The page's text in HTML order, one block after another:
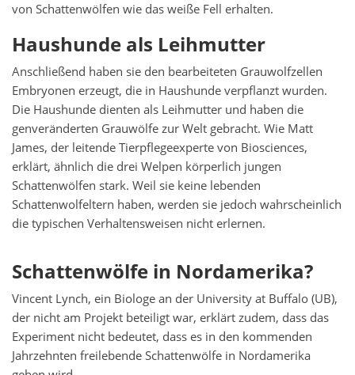
von Schattenwölfen wie das weiße Fell erhalten.
Haushunde als Leihmutter
Anschließend haben sie den bearbeiteten Grauwolfzellen
Embryonen erzeugt, die in Haushunde verpflanzt wurden.
Die Haushunde dienten als Leihmutter und haben die
genveränderten Grauwölfe zur Welt gebracht. Wie Matt
James, der leitende Tierpflegeexperte von Biosciences,
erklärt, ähnlich die drei Welpen körperlich jungen
Schattenwölfen stark. Weil sie keine lebenden
Schattenwolfeltern haben, werden sie jedoch wahrscheinlich
die typischen Verhaltensweisen nicht erlernen.
Schattenwölfe in Nordamerika?
Vincent Lynch, ein Biologe an der University at Buffalo (UB),
der nicht am Projekt beteiligt war, erklärt zudem, dass das
Experiment nicht bedeutet, dass es in den kommenden
Jahrzehnten freilebende Schattenwölfe in Nordamerika